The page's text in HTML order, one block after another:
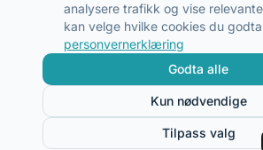
analysere trafikk og vise
kan velge hvilke cookies du
personvernerklæring
Tilpass valg
Kun nødvendige
Godta alle
post@badeplasser.no
Badeplasser.no. Alle